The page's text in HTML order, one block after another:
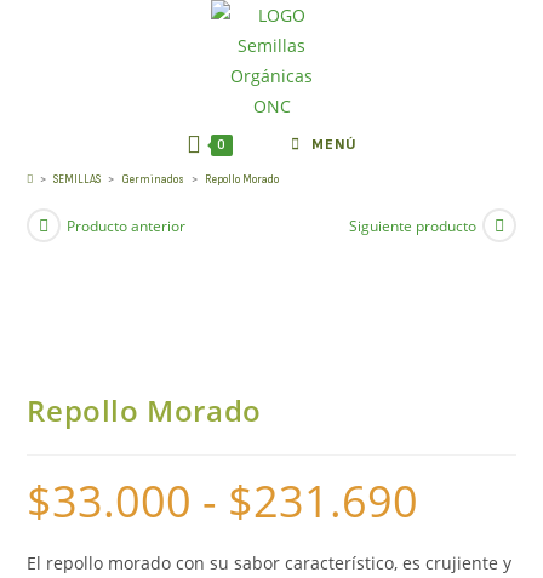
0 MENÚ
> SEMILLAS > Germinados > Repollo Morado
Producto anterior Siguiente producto
Repollo Morado
$33.000 - $231.690
El repollo morado con su sabor característico, es crujiente y